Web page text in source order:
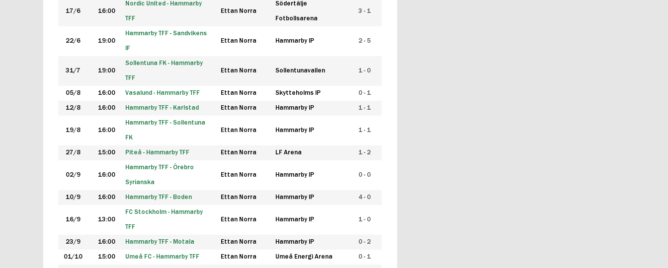
17/6 16:00
Nordic United - Hammarby
TFF
Ettan Norra
Södertälje
Fotbollsarena
3 - 1
22/6 19:00
Hammarby TFF - Sandvikens
IF
Ettan Norra Hammarby IP 2 - 5
31/7 19:00
Sollentuna FK - Hammarby
TFF
Ettan Norra Sollentunavallen 1 - 0
05/8 16:00 Vasalund - Hammarby TFF Ettan Norra Skytteholms IP 0 - 1
12/8 16:00 Hammarby TFF - Karlstad Ettan Norra Hammarby IP 1 - 1
19/8 16:00
Hammarby TFF - Sollentuna
FK
Ettan Norra Hammarby IP 1 - 1
27/8 15:00 Piteå - Hammarby TFF Ettan Norra LF Arena 1 - 2
02/9 16:00
Hammarby TFF - Örebro
Syrianska
Ettan Norra Hammarby IP 0 - 0
10/9 16:00 Hammarby TFF - Boden Ettan Norra Hammarby IP 4 - 0
16/9 13:00
FC Stockholm - Hammarby
TFF
Ettan Norra Hammarby IP 1 - 0
23/9 16:00 Hammarby TFF - Motala Ettan Norra Hammarby IP 0 - 2
01/10 15:00 Umeå FC - Hammarby TFF Ettan Norra Umeå Energi Arena 0 - 1